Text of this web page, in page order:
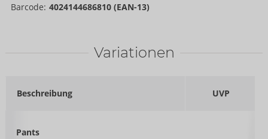
Barcode: 4024144686810 (EAN-13)
Variationen
Beschreibung UVP
Pants